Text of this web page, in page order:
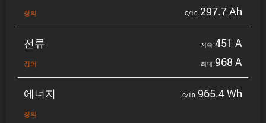
정의 C/10 297.7 Ah
전류
정의
지속 451 A
최대 968 A
에너지
정의
C/10 965.4 Wh